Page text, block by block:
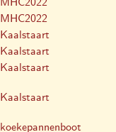
MHC2022
Kaalstaart
Kaalstaart
Kaalstaart
Kaalstaart
koekepannenboot